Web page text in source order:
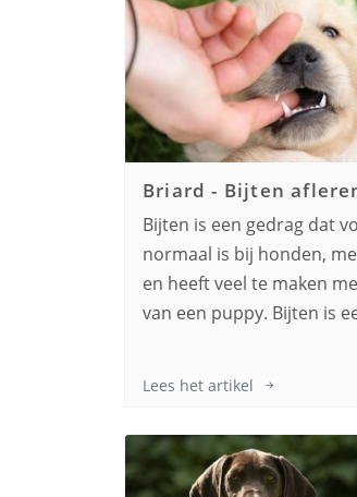
Briard - Bijten
Bijten is een gedrag dat
normaal is bij honden,
en heeft veel te maken
van een puppy. Bijten is
Lees het artikel